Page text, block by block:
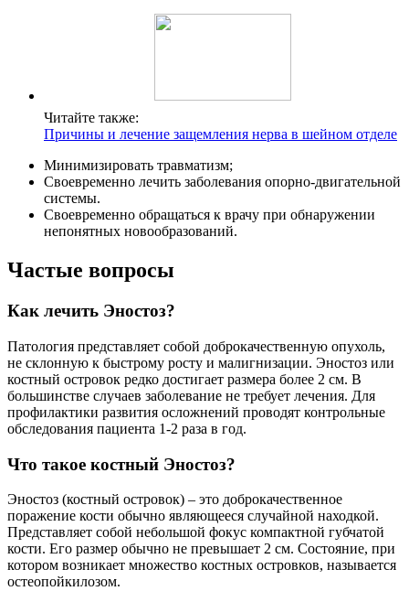
Читайте также:
Причины и лечение защемления нерва в шейном отделе
Минимизировать травматизм;
Своевременно лечить заболевания опорно-двигательной
системы.
Своевременно обращаться к врачу при обнаружении
непонятных новообразований.
Частые вопросы
Как лечить Эностоз?
Патология представляет собой доброкачественную опухоль,
не склонную к быстрому росту и малигнизации. Эностоз или
костный островок редко достигает размера более 2 см. В
большинстве случаев заболевание не требует лечения. Для
профилактики развития осложнений проводят контрольные
обследования пациента 1-2 раза в год.
Что такое костный Эностоз?
Эностоз (костный островок) – это доброкачественное
поражение кости обычно являющееся случайной находкой.
Представляет собой небольшой фокус компактной губчатой
кости. Его размер обычно не превышает 2 см. Состояние, при
котором возникает множество костных островков, называется
остеопойкилозом.